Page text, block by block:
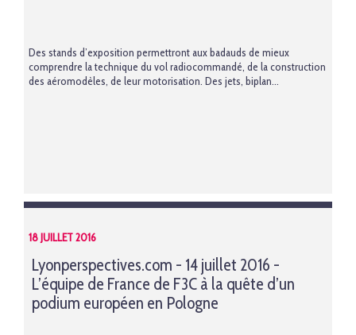
Des stands d’exposition permettront aux badauds de mieux
comprendre la technique du vol radiocommandé, de la construction
des aéromodèles, de leur motorisation. Des jets, biplan...
18 JUILLET 2016
Lyonperspectives.com - 14 juillet 2016 -
L’équipe de France de F3C à la quête d’un
podium européen en Pologne